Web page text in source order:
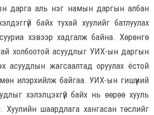
дарга аль нэг намын даргын албан
байх тухай хуулийг батлуулах
хэвээр хадгалж байна. Хөрөнгө
холбоотой асуудлыг УИХ-ын даргын
асуудлын жагсаалтад оруулах ёстой
илэрхийлж байгаа. УИХ-ын гишүүний
хэлэлцэхгүй байх нь өөрөө хууль
Хуулийн шаардлага хангасан төслийг